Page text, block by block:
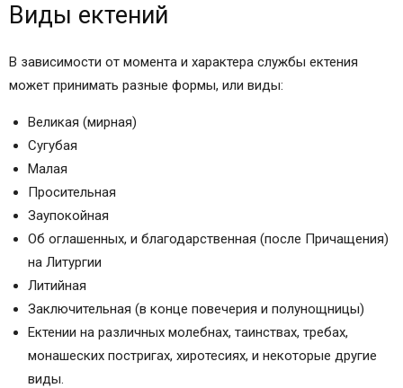
В Греческих церквах
Великая (мирная) ектения
Малая ектения
Просительная ектения
Ектении на литургии
Особенности просительной ектении на
литургиях трёх видов
Ектения об оглашенных
Ектения о готовящихся ко Крещению
Ектения заупокойная (о усопших)
Заключительная ектения повечерия и
полунощницы
Примечания
Литература
Виды ектений
В зависимости от момента и характера службы ектения
может принимать разные формы, или виды:
Великая (мирная)
Сугубая
Малая
Просительная
Заупокойная
Об оглашенных, и благодарственная (после Причащения)
на Литургии
Литийная
Заключительная (в конце повечерия и полунощницы)
Ектении на различных молебнах, таинствах, требах,
монашеских постригах, хиротесиях, и некоторые другие
виды.